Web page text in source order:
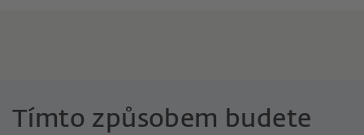
Tímto způsobem budete